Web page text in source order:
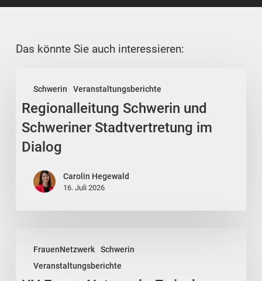
Das könnte Sie auch interessieren:
Schwerin Veranstaltungsberichte
Schwerin
und
Schweriner
Stadtvertretung
Dialog
Regionalleitung Schwerin und
Schweriner Stadtvertretung im
Dialog
Carolin Hegewald
16. Juli 2026
FrauenNetzwerk
Schwerin
Veranstaltungsberichte
FrauenNetzwerk
„Zwischen